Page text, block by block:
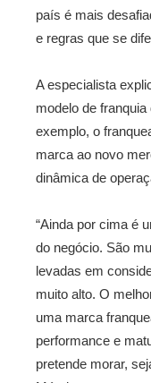
país é mais
e regras que se
A especialista
modelo de
exemplo, o
marca ao novo
dinâmica de
“Ainda por cima é
do negócio. São
levadas em
muito alto. O
uma marca
performance e
pretende morar,